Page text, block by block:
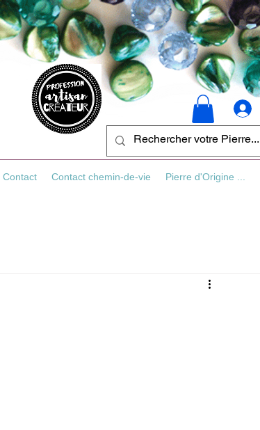
Contact Contact chemin-de-vie Pierre d'Origine ...